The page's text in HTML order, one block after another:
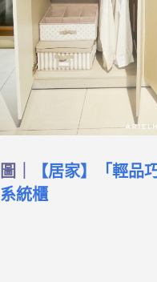
圖｜
【居家】「輕品
系統櫃